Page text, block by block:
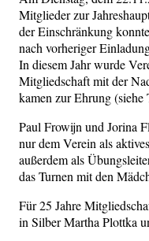
Mitglieder zur
der Einschränkung
nach vorheriger
In diesem Jahr wurde
Mitgliedschaft mit der
kamen zur Ehrung
Paul Frowijn und Jorina
nur dem Verein als
außerdem als
das Turnen mit den
Für 25 Jahre
in Silber Martha Plottka